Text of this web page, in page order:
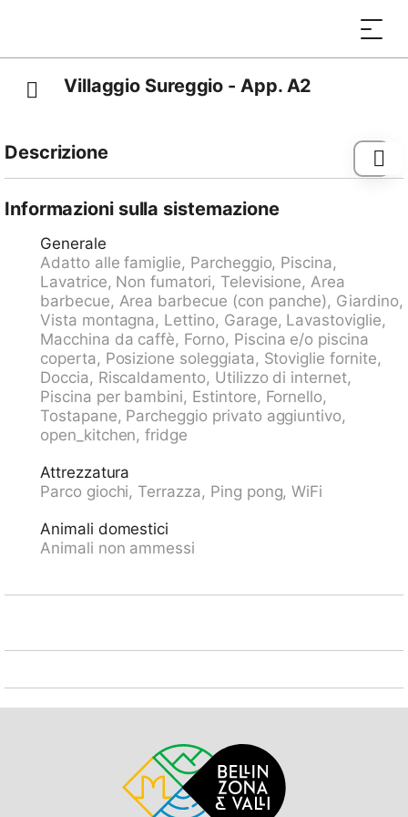
Villaggio Sureggio - App. A2
Descrizione
Sureggio", 443 m s.l.m., grande, adatta ai bambini,
residence. Nella località Sureggio, posizione tranquilla,
soleggiata sul pendio, immerso nel verde. In comune:
terreno, grande, bello giardino, prato per sdraiarsi,
piscina ad angolo (disponibilità stagionale: 01.Mag. -
30.Set.) con scaletta e copertura avvolgibile.
Doccia/wc nell'area piscina, piscina per bambini,
pergola, terrazza, camino, spazio giochi per bambini.
Nella casa: tennis tavolo, calcio balilla, lavatrice
(extra), asciugatrice (extra). Accesso fino della
proprietà. Parcheggio (coperto) nella proprietà.
Negozio alimentare 2 km, ristorante 2 km, fermata bus
ferroviaria "Lugano" 7 km, piscina 2 km. Laghi famosi:
Lago di Lugano, Lago di Origlio. Sentieri
San Lucio, Monte Bré, Monte Lema, MountainBike
Gebiet Capriasca/ Tesserete. Prego notare: complesso
individualmente. Il noleggio della biancheria è
Informazioni sulla sistemazione
Generale
Adatto alle famiglie, Parcheggio, Piscina,
Lavatrice, Non fumatori, Televisione, Area
barbecue, Area barbecue (con panche), Giardino,
Vista montagna, Lettino, Garage, Lavastoviglie,
Macchina da caffè, Forno, Piscina e/o piscina
coperta, Posizione soleggiata, Stoviglie fornite,
Doccia, Riscaldamento, Utilizzo di internet,
Piscina per bambini, Estintore, Fornello,
Tostapane, Parcheggio privato aggiuntivo,
open_kitchen, fridge
Attrezzatura
Parco giochi, Terrazza, Ping pong, WiFi
Animali domestici
Animali non ammessi